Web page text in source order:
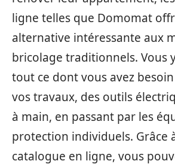
ligne telles que Domomat
alternative intéressante aux
bricolage traditionnels. Vous
tout ce dont vous avez
vos travaux, des outils
à main, en passant par les
protection individuels. Grâce
catalogue en ligne, vous